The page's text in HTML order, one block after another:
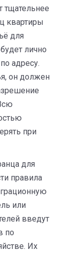
тщательнее
квартиры
для
лично
адресу.
он должен
при
для
правила
или
введут
по
Их